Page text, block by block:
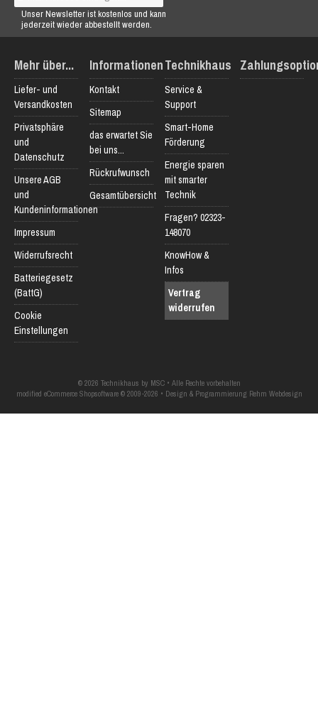
Unser Newsletter ist kostenlos und kann
jederzeit wieder abbestellt werden.
Mehr über...
Liefer- und
Versandkosten
Privatsphäre
und
Datenschutz
Unsere AGB
und
Kundeninformationen
Impressum
Widerrufsrecht
Batteriegesetz
(BattG)
Cookie
Einstellungen
Informationen
Kontakt
Sitemap
das erwartet Sie
bei uns...
Rückrufwunsch
Gesamtübersicht
Technikhaus
Service &
Support
Smart-Home
Förderung
Energie sparen
mit smarter
Technik
Fragen? 02323-
148070
KnowHow &
Infos
Vertrag
widerrufen
© 2026 Technikhaus by MSC • Alle Rechte vorbehalten
modified eCommerce Shopsoftware © 2009-2026 • Design & Programmierung Rehm Webdesign